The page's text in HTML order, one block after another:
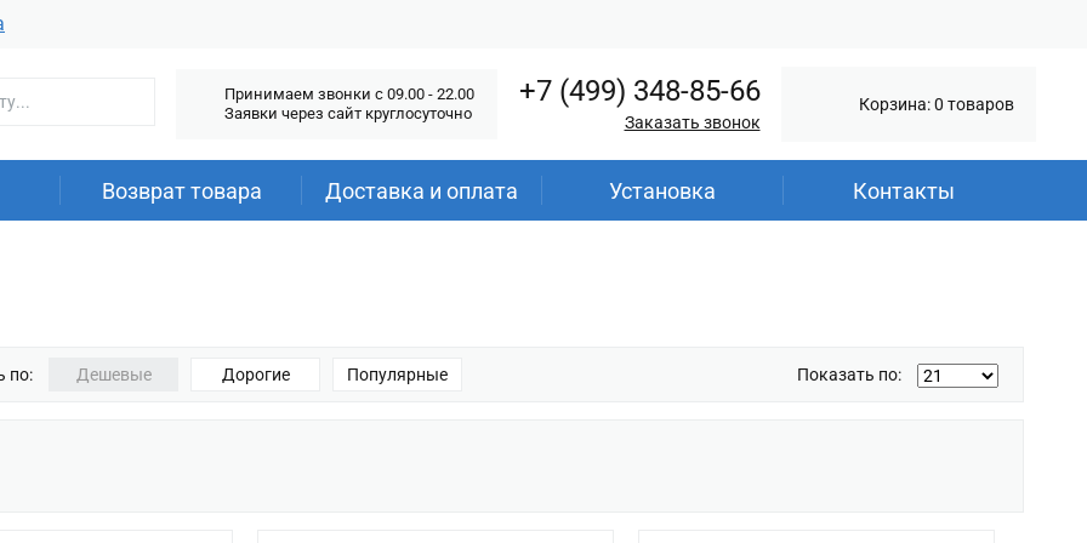
Принимаем звонки c 09.00 - 22.00
Заявки через сайт круглосуточно
+7 (499) 348-85-66
Заказать звонок
Корзина: 0 товаров
Возврат товара Доставка и оплата Установка Контакты
по: Дешевые Дорогие Популярные Показать по: